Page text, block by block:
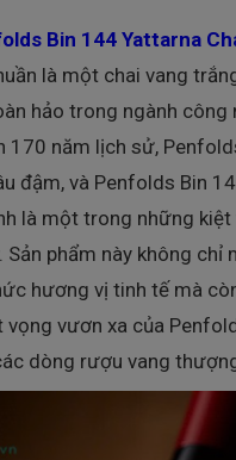
Bin 144 Yattarna
là một chai vang
hảo trong ngành công
170 năm lịch sử,
đậm, và Penfolds Bin
là một trong những kiệt
Sản phẩm này không chỉ
hương vị tinh tế mà
vọng vươn xa của
dòng rượu vang